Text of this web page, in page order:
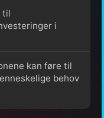
til
i
kan føre til
behov